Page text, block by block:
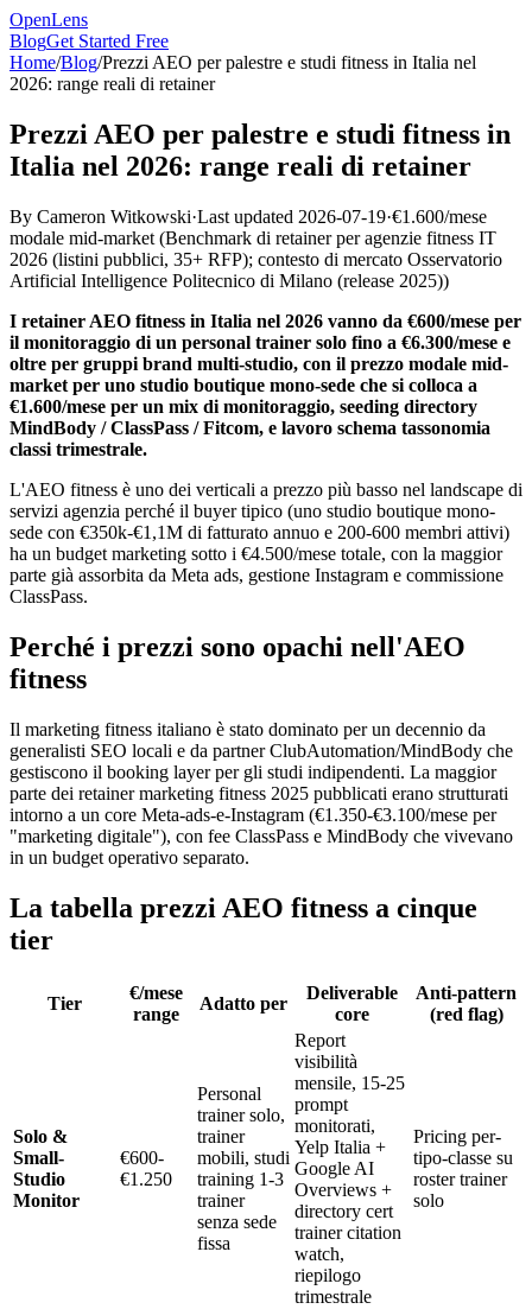
OpenLens
BlogGet Started Free
Home/Blog/Prezzi AEO per palestre e studi fitness in Italia nel
2026: range reali di retainer
Prezzi AEO per palestre e studi fitness in
Italia nel 2026: range reali di retainer
By Cameron Witkowski·Last updated 2026-07-19·€1.600/mese
modale mid-market (Benchmark di retainer per agenzie fitness IT
2026 (listini pubblici, 35+ RFP); contesto di mercato Osservatorio
Artificial Intelligence Politecnico di Milano (release 2025))
I retainer AEO fitness in Italia nel 2026 vanno da €600/mese per
il monitoraggio di un personal trainer solo fino a €6.300/mese e
oltre per gruppi brand multi-studio, con il prezzo modale mid-
market per uno studio boutique mono-sede che si colloca a
€1.600/mese per un mix di monitoraggio, seeding directory
MindBody / ClassPass / Fitcom, e lavoro schema tassonomia
classi trimestrale.
L'AEO fitness è uno dei verticali a prezzo più basso nel landscape di
servizi agenzia perché il buyer tipico (uno studio boutique mono-
sede con €350k-€1,1M di fatturato annuo e 200-600 membri attivi)
ha un budget marketing sotto i €4.500/mese totale, con la maggior
parte già assorbita da Meta ads, gestione Instagram e commissione
ClassPass.
Perché i prezzi sono opachi nell'AEO
fitness
Il marketing fitness italiano è stato dominato per un decennio da
generalisti SEO locali e da partner ClubAutomation/MindBody che
gestiscono il booking layer per gli studi indipendenti. La maggior
parte dei retainer marketing fitness 2025 pubblicati erano strutturati
intorno a un core Meta-ads-e-Instagram (€1.350-€3.100/mese per
"marketing digitale"), con fee ClassPass e MindBody che vivevano
in un budget operativo separato.
La tabella prezzi AEO fitness a cinque
tier
Tier
€/mese
range
Adatto per
Deliverable
core
Anti-pattern
(red flag)
Solo &
Small-
Studio
Monitor
€600-
€1.250
Personal
trainer solo,
trainer
mobili, studi
training 1-3
trainer
senza sede
fissa
Report
visibilità
mensile, 15-25
prompt
monitorati,
Yelp Italia +
Google AI
Overviews +
directory cert
trainer citation
watch,
riepilogo
trimestrale
Pricing per-
tipo-classe su
roster trainer
solo